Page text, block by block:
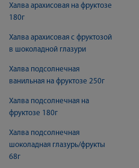
Халва арахисовая на фруктозе
180г
Халва арахисовая с фруктозой
в шоколадной глазури
Халва подсолнечная
ванильная на фруктозе 250г
Халва подсолнечная на
фруктозе 180г
Халва подсолнечная
шоколадная глазурь/фрукты
68г